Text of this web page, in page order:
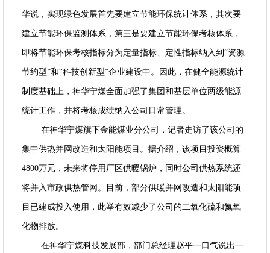
华说，实现绿色发展首先要建立节能环保统计体系，其次要
建立节能环保监测体系，第三是要建立节能环保考核体系，
即将节能环保考核指标分为定量指标、定性指标纳入到“资源
节约型”和“科技创新型”企业建设中。因此，在健全能源统计
制度基础上，神华宁煤全面加强了集团和基层单位两级能源
统计工作，并将考核成绩纳入公司日常管理。
在神华宁煤旗下金能煤业分公司，记者走访了该公司的
集中供热并网改造和太阳能项目。据介绍，该项目投资概算
4800万元，未来将停用厂区供暖锅炉，同时公司供热系统还
将并入市政供热管网。目前，部分供暖并网改造和太阳能项
目已建成投入使用，此举有效减少了公司的二氧化硫和氮氧
化物排放。
在神华宁煤科技发展部，部门总经理赵平一口气说出一